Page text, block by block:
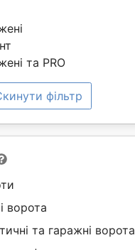
та PRO
фільтр
ворота
та гаражні ворота